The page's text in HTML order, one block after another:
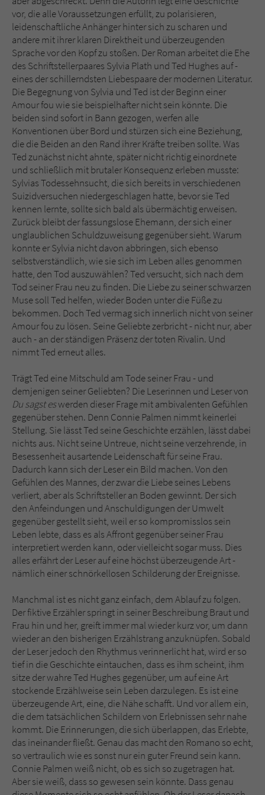
vor, die alle Voraussetzungen erfüllt, zu polarisieren,
leidenschaftliche Anhänger hinter sich zu scharen und
andere mit ihrer klaren Direktheit und überzeugenden
Sprache vor den Kopf zu stoßen. Der Roman arbeitet die Ehe
des Schriftstellerpaares Sylvia Plath und Ted Hughes auf -
eines der schillerndsten Liebespaare der modernen Literatur.
Die Begegnung von Sylvia und Ted ist der Beginn einer
Amour fou wie sie beispielhafter nicht sein könnte. Die
beiden sind sofort in Bann gezogen, werfen alle
Konventionen über Bord und stürzen sich eine Beziehung,
die die Beiden an den Rand ihrer Kräfte treiben sollte. Was
Ted zunächst nicht ahnte, später nicht richtig einordnete
und schließlich mit brutaler Konsequenz erleben musste:
Sylvias Todessehnsucht, die sich bereits in verschiedenen
Suizidversuchen niedergeschlagen hatte, bevor sie Ted
kennen lernte, sollte sich bald als übermächtig erweisen.
Zurück bleibt der fassungslose Ehemann, der sich einer
unglaublichen Schuldzuweisung gegenüber sieht. Warum
konnte er Sylvia nicht davon abbringen, sich ebenso
selbstverständlich, wie sie sich im Leben alles genommen
hatte, den Tod auszuwählen? Ted versucht, sich nach dem
Tod seiner Frau neu zu finden. Die Liebe zu seiner schwarzen
Muse soll Ted helfen, wieder Boden unter die Füße zu
bekommen. Doch Ted vermag sich innerlich nicht von seiner
Amour fou zu lösen. Seine Geliebte zerbricht - nicht nur, aber
auch - an der ständigen Präsenz der toten Rivalin. Und
nimmt Ted erneut alles.
Trägt Ted eine Mitschuld am Tode seiner Frau - und
demjenigen seiner Geliebten? Die Leserinnen und Leser von
Du sagst eswerden dieser Frage mit ambivalenten Gefühlen
gegenüber stehen. Denn Connie Palmen nimmt keinerlei
Stellung. Sie lässt Ted seine Geschichte erzählen, lässt dabei
nichts aus. Nicht seine Untreue, nicht seine verzehrende, in
Besessenheit ausartende Leidenschaft für seine Frau.
Dadurch kann sich der Leser ein Bild machen. Von den
Gefühlen des Mannes, der zwar die Liebe seines Lebens
verliert, aber als Schriftsteller an Boden gewinnt. Der sich
den Anfeindungen und Anschuldigungen der Umwelt
gegenüber gestellt sieht, weil er so kompromisslos sein
Leben lebte, dass es als Affront gegenüber seiner Frau
interpretiert werden kann, oder vielleicht sogar muss. Dies
alles erfährt der Leser auf eine höchst überzeugende Art -
nämlich einer schnörkellosen Schilderung der Ereignisse.
Manchmal ist es nicht ganz einfach, dem Ablauf zu folgen.
Der fiktive Erzähler springt in seiner Beschreibung Braut und
Frau hin und her, greift immer mal wieder kurz vor, um dann
wieder an den bisherigen Erzählstrang anzuknüpfen. Sobald
der Leser jedoch den Rhythmus verinnerlicht hat, wird er so
tief in die Geschichte eintauchen, dass es ihm scheint, ihm
sitze der wahre Ted Hughes gegenüber, um auf eine Art
stockende Erzählweise sein Leben darzulegen. Es ist eine
überzeugende Art, eine, die Nähe schafft. Und vor allem ein,
die dem tatsächlichen Schildern von Erlebnissen sehr nahe
kommt. Die Erinnerungen, die sich überlappen, das Erlebte,
das ineinander fließt. Genau das macht den Romano so echt,
so vertraulich wie es sonst nur ein guter Freund sein kann.
Connie Palmen weiß nicht, ob es sich so zugetragen hat.
Aber sie weiß, dass so gewesen sein könnte. Dass genau
Sicherheitscode des Kontaktformulars zu
überprüfen.